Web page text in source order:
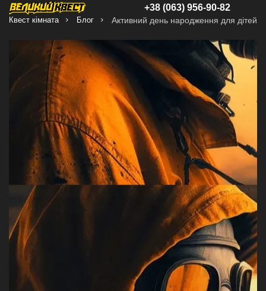
+38 (063) 956-90-82
Квест кімната Блог Активний день народження для дітей